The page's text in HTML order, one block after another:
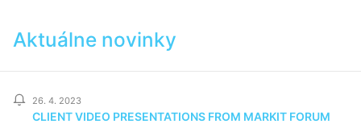
Aktuálne novinky
26. 4. 2023
CLIENT VIDEO PRESENTATIONS FROM MARKIT FORUM